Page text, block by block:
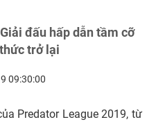
đấu hấp dẫn tầm cỡ
trở lại
09:30:00
Predator League 2019, từ